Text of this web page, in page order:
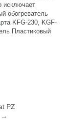
исключает
обогреватель
KFG-230, KGF-
Пластиковый
PZ
→